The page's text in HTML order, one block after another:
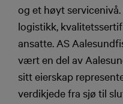
og et høyt
logistikk,
ansatte. AS
vært en del av
sitt eierskap
verdikjede fra sjø til